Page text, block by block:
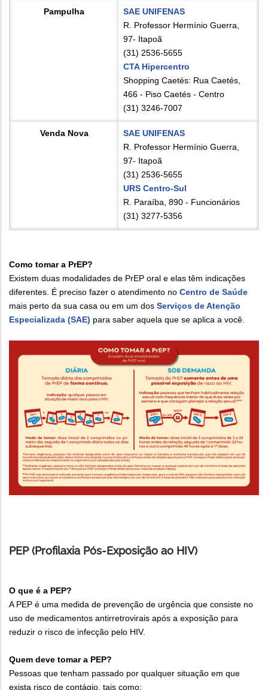
Pampulha
SAE UNIFENAS
R. Professor Hermínio Guerra,
97- Itapoã
(31) 2536-5655
CTA Hipercentro
Shopping Caetés: Rua Caetés,
466 - Piso Caetés - Centro
(31) 3246-7007
Venda Nova
SAE UNIFENAS
R. Professor Hermínio Guerra,
97- Itapoã
(31) 2536-5655
URS Centro-Sul
R. Paraíba, 890 - Funcionários
(31) 3277-5356
Como tomar a PrEP?
Existem duas modalidades de PrEP oral e elas têm indicações
diferentes. É preciso fazer o atendimento no Centro de Saúde
mais perto da sua casa ou em um dos Serviços de Atenção
Especializada (SAE) para saber aquela que se aplica a você.
PEP (Profilaxia Pós-Exposição ao HIV)
O que é a PEP?
A PEP é uma medida de prevenção de urgência que consiste no
uso de medicamentos antirretrovirais após a exposição para
reduzir o risco de infecção pelo HIV.
Quem deve tomar a PEP?
Pessoas que tenham passado por qualquer situação em que
exista risco de contágio, tais como: